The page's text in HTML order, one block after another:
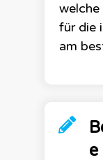
welche
für die
am
e